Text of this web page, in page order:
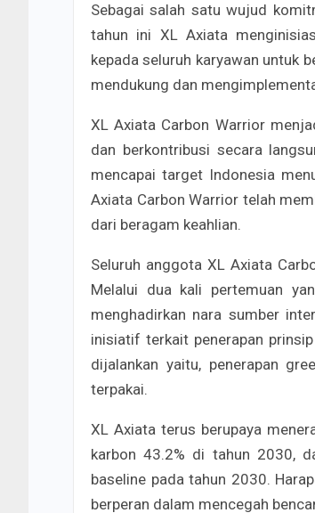
Sebagai salah satu wujud
tahun ini XL Axiata
kepada seluruh karyawan untuk
mendukung dan
XL Axiata Carbon Warrior
dan berkontribusi secara
mencapai target Indonesia
Axiata Carbon Warrior telah
dari beragam keahlian.
Seluruh anggota XL Axiata
Melalui dua kali pertemuan
menghadirkan nara sumber
inisiatif terkait penerapan
dijalankan yaitu, penerapan
terpakai.
XL Axiata terus berupaya
karbon 43.2% di tahun 2030,
baseline pada tahun 2030.
berperan dalam mencegah